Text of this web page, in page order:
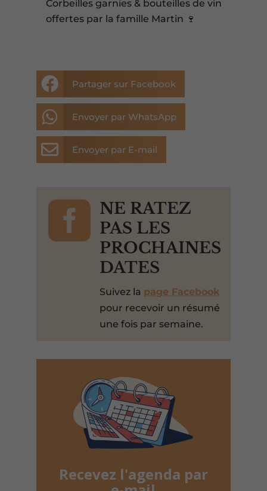
Corbeilles garnies & bouteilles de vin
offertes par la famille Martin 🍷
 Partager sur Facebook
 Envoyer par WhatsApp
 Envoyer par E-mail

NE RATEZ
PAS LES
PROCHAINES
DATES
Suivez la page Facebook
pour recevoir un résumé
une fois par semaine.
Recevez l'agenda par